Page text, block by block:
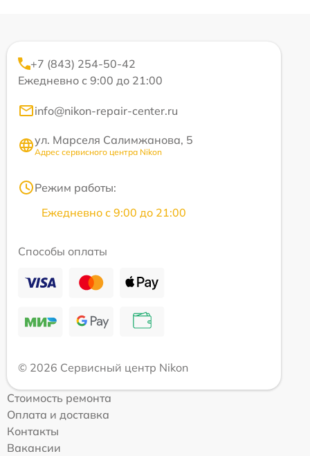
+7 (843) 254-50-42
Ежедневно с 9:00 до 21:00
info@nikon-repair-center.ru
ул. Марселя Салимжанова, 5
Адрес сервисного центра Nikon
Режим работы:
Ежедневно с 9:00 до 21:00
Способы оплаты
© 2026 Сервисный центр Nikon
Стоимость ремонта
Оплата и доставка
Контакты
Вакансии